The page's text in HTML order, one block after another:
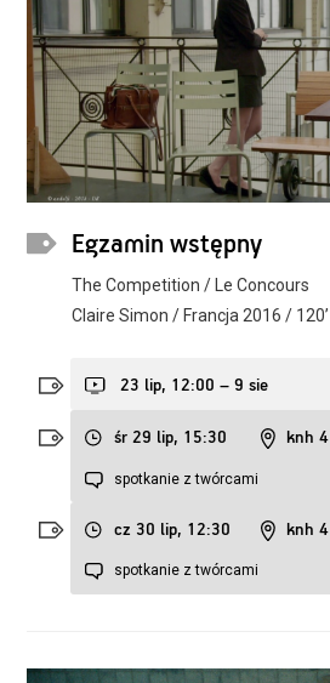
Egzamin wstępny
The Competition / Le Concours
Claire Simon / Francja 2016 / 120’
śr 29 lip, 15:30 knh 4
spotkanie z twórcami
cz 30 lip, 12:30 knh 4
spotkanie z twórcami
23 lip, 12:00 – 9 sie